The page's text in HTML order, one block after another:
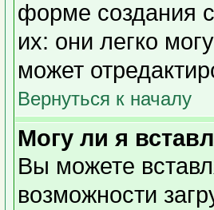
форме создания
их: они легко
может
Вернуться к началу
Могу ли я
Вы можете
возможности